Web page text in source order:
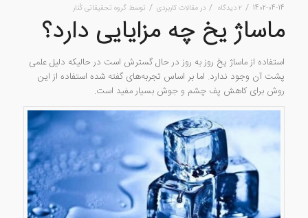
1402-04-14
/ ۲ دیدگاه / در مقالات کاربردی / توسط گروه تحقیقاتی کُنار
ماساژ یخ چه مزایایی دارد؟
استفاده از ماساژ یخ روز به روز در حال گسترش است در حالیکه دلیل علمی
پشت آن وجود ندارد. اما بر اساس تجربه‌های گفته شده استفاده از این
روش برای کاهش پف چشم و جوش بسیار مفید است.